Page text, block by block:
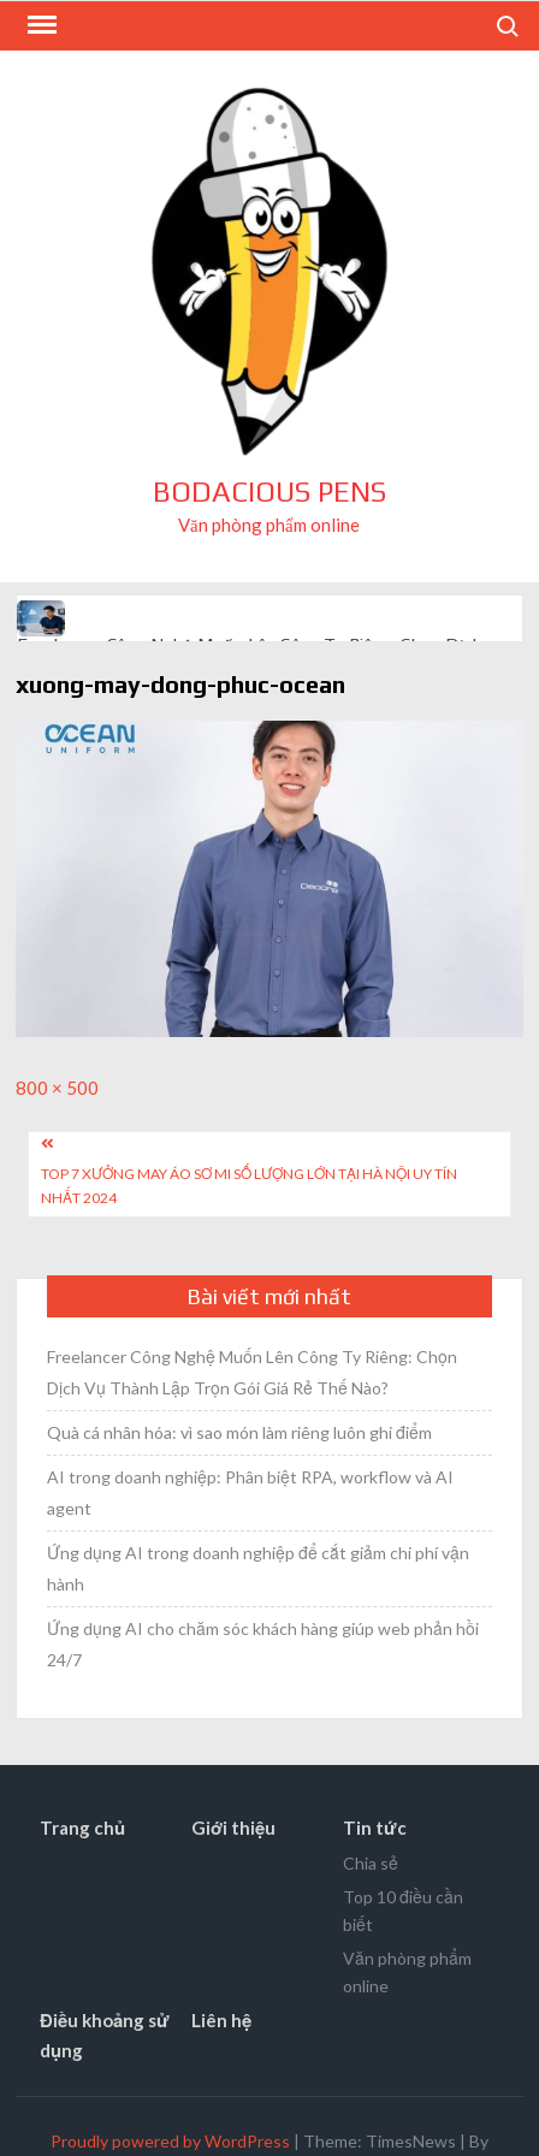
Skip
BODACIOUS PENS
Văn phòng phẩm online
Freelancer Công Nghệ Muốn Lên Công Ty Riêng: Chọn Dịch
Quà cá nhân hóa: vì sao món làm riêng luôn ghi điểm
AI trong doanh nghiệp: Phân biệt RPA, workflow và AI agent
Ứng dụng AI trong doanh nghiệp để cắt giảm chi phí vận hành
Ứng dụng AI cho chăm sóc khách hàng giúp web phản hồi
AI agent cho doanh nghiệp khác chatbot truyền thống ra sao
xuong-may-dong-phuc-ocean
Full
800 × 500
Post
navigation
TOP 7 XƯỞNG MAY ÁO SƠ MI SỐ LƯỢNG LỚN TẠI HÀ NỘI UY TÍN
NHẤT 2024
Bài viết mới nhất
Freelancer Công Nghệ Muốn Lên Công Ty Riêng: Chọn
Dịch Vụ Thành Lập Trọn Gói Giá Rẻ Thế Nào?
Quà cá nhân hóa: vì sao món làm riêng luôn ghi điểm
AI trong doanh nghiệp: Phân biệt RPA, workflow và AI
agent
Ứng dụng AI trong doanh nghiệp để cắt giảm chi phí vận
hành
Ứng dụng AI cho chăm sóc khách hàng giúp web phản hồi
24/7
Trang chủ Giới thiệu Tin tức
Chia sẻ
Top 10 điều cần
biết
Văn phòng phẩm
online
Điều khoảng sử
dụng
Liên hệ
Proudly powered by WordPress | Theme: TimesNews | By